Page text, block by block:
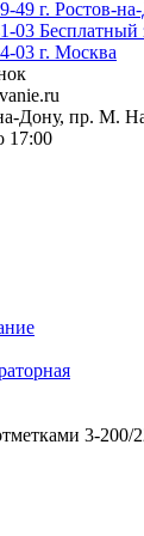
49 г. Ростов-
03 Бесплатный
03 г. Москва
Дону, пр. М.
17:00
3-200/